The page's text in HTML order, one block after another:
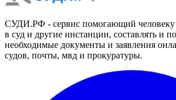
СУДИ.РФ - сервис помогающий человеку
в суд и другие инстанции, составлять и
необходимые документы и заявления
судов, почты, мвд и прокуратуры.